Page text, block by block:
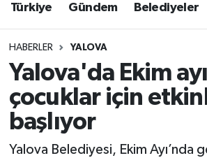
Türkiye Gündem Belediyeler
HABERLER YALOVA
Yalova'da Ekim
çocuklar için
başlıyor
Yalova Belediyesi, Ekim Ayı’nda
Süper Lig Puan Durumu ve
Tüm Manşetler
Son Dakika Haberleri
Haber Arşivi